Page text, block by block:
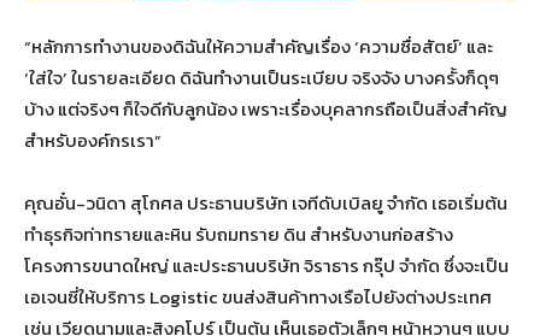
“หลักการทำงานของดิฉันให้ความสำคัญเรื่อง ‘ความซื่อสัตย์’ และ
‘ใส่ใจ’ ในรายละเอียด ดิฉันทำงานเป็นระเบียบ จริงจัง บางครั้งก็ดุๆ
บ้าง แต่จริงๆ ก็ใจดีกับลูกน้อง เพราะเรื่องบุคลากรถือเป็นสิ่งสำคัญ
สำหรับองค์กรเรา”
คุณอั๋น-วนิดา สุโกศล ประธานบริษัท เจทีดับเบิลยู จำกัด เธอเริ่มต้น
ทำธุรกิจท่าทรายและหิน รับถมทราย ดิน สำหรับงานก่อสร้าง
โครงการขนาดใหญ่ และประธานบริษัท จิราธาร กรุ๊ป จำกัด ซึ่งจะเป็น
เอเจนซี่ให้บริการ Logistic ขนส่งสินค้าทางเรือไปยังต่างประเทศ
เช่น เวียดนามและสิงคโปร์ เป็นต้น เห็นเธอตัวเล็กๆ หน้าหวานๆ แบบ